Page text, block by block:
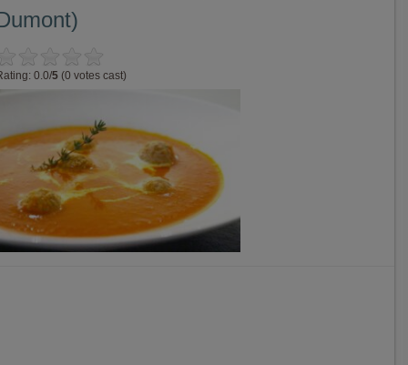
0.0/5 (0 votes cast)